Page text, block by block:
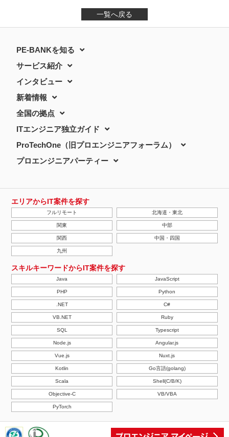
一覧へ戻る
PE-BANKを知る
サービス紹介
インタビュー
新着情報
全国の拠点
ITエンジニア独立ガイド
ProTechOne（旧プロエンジニアフォーラム）
プロエンジニアパーティー
エリアからIT案件を探す
フルリモート 北海道・東北
関東 中部
関西 中国・四国
九州
スキルキーワードからIT案件を探す
Java JavaScript
PHP Python
.NET C#
VB.NET Ruby
SQL Typescript
Node.js Angular.js
Vue.js Nuxt.js
Kotlin Go言語(golang)
Scala Shell(C/B/K)
Objective-C VB/VBA
PyTorch